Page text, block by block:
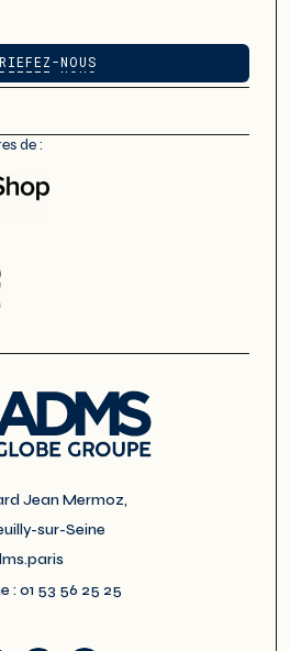
NOUS
NOUS
de :
Jean Mermoz,
sur-Seine
: 01 53 56 25 25